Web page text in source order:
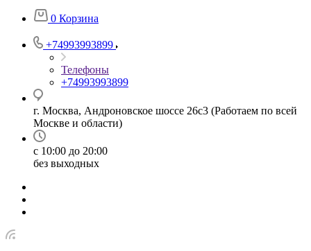
0 Корзина
+74993993899
Телефоны
+74993993899
г. Москва, Андроновское шоссе 26с3 (Работаем по всей
Москве и области)
с 10:00 до 20:00
без выходных